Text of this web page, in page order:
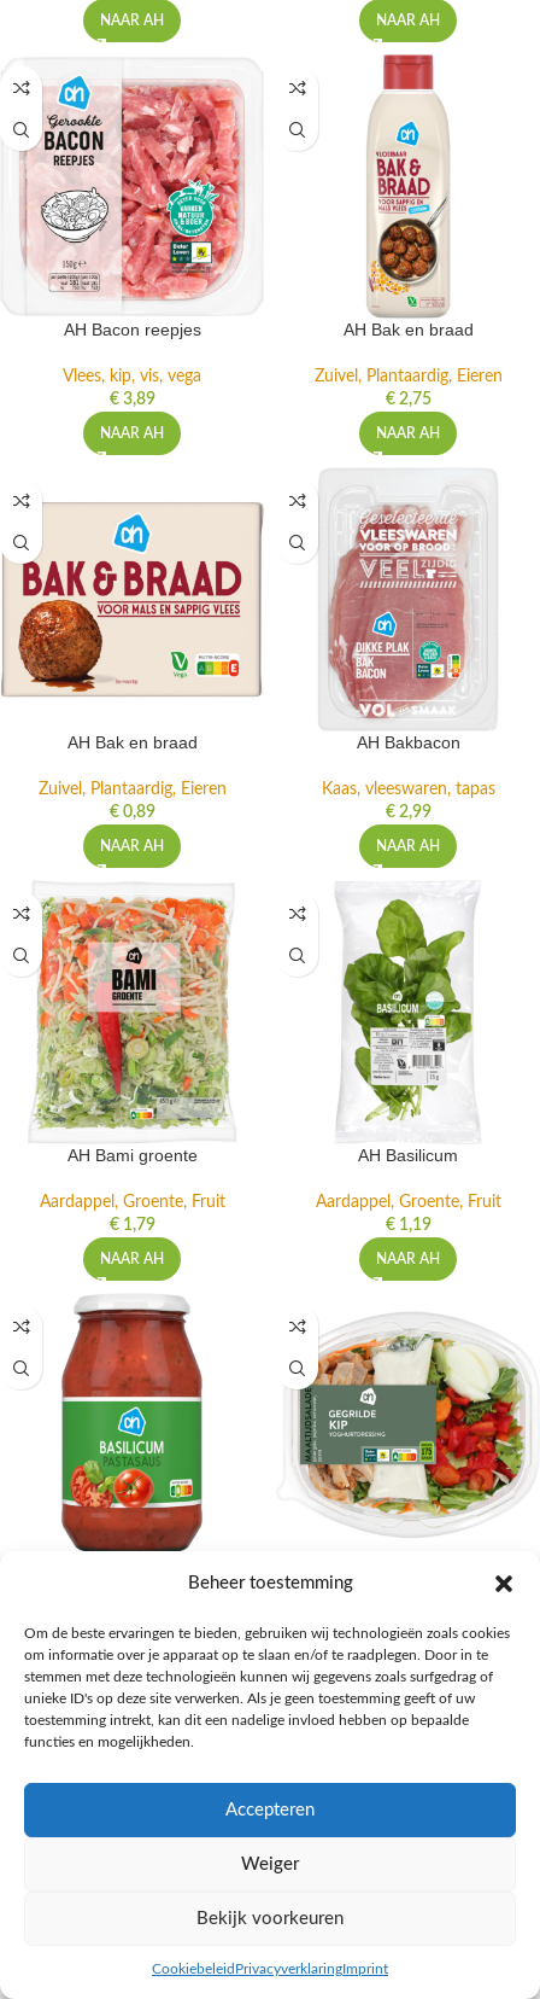
Beheer toestemming
Om de beste ervaringen te bieden, gebruiken wij technologieën zoals cookies
om informatie over je apparaat op te slaan en/of te raadplegen. Door in te
stemmen met deze technologieën kunnen wij gegevens zoals surfgedrag of
unieke ID's op deze site verwerken. Als je geen toestemming geeft of uw
toestemming intrekt, kan dit een nadelige invloed hebben op bepaalde
functies en mogelijkheden.
Accepteren
Weiger
Bekijk voorkeuren
Cookiebeleid PrivacyverklaringImprint
NAAR AH NAAR AH
AH Bacon reepjes
Vlees, kip, vis, vega
€3,89
NAAR AH
AH Bak en braad
Zuivel, Plantaardig, Eieren
€2,75
NAAR AH
AH Bak en braad
Zuivel, Plantaardig, Eieren
€0,89
NAAR AH
AH Bakbacon
Kaas, vleeswaren, tapas
€2,99
NAAR AH
AH Bami groente
Aardappel, Groente, Fruit
€1,79
NAAR AH
AH Basilicum
Aardappel, Groente, Fruit
€1,19
NAAR AH
€1,59
NAAR AH
Salades,Pizza, Maaltijden
€3,39
NAAR AH